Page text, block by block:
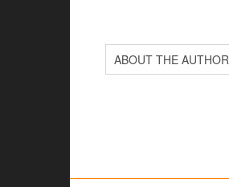
ABOUT THE AUTHOR